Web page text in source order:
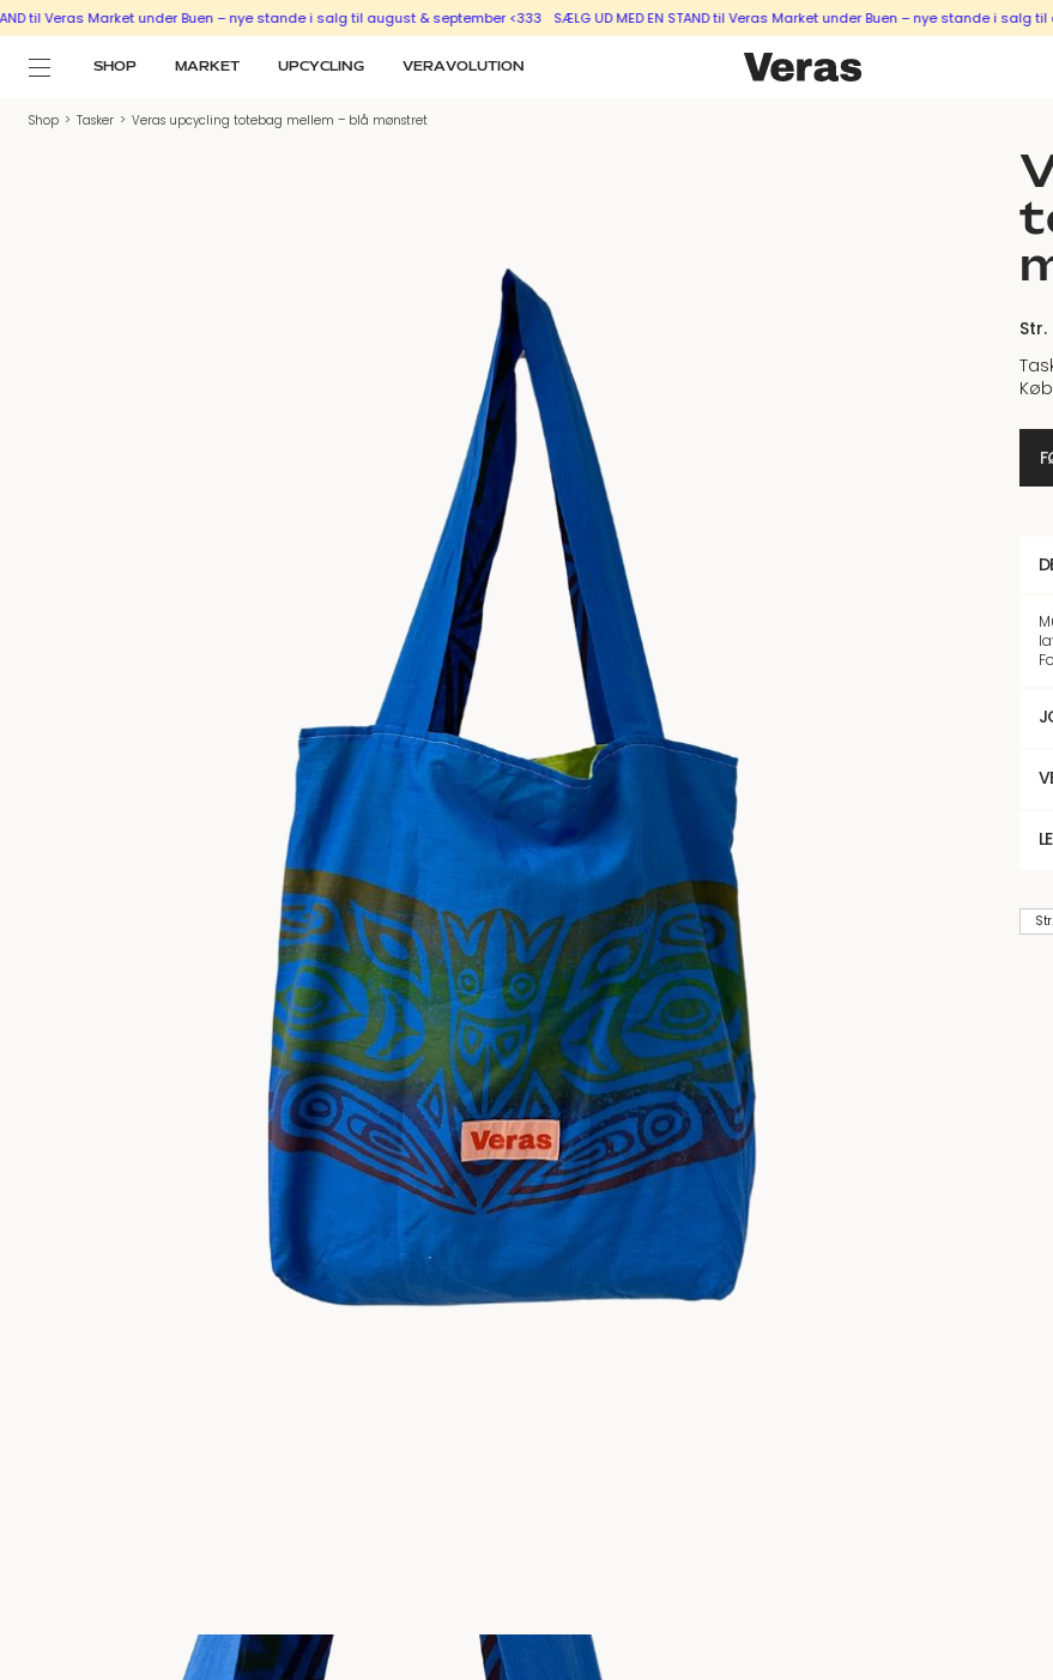
Veras Market under Buen – nye stande i salg til august & september <333 SÆLG UD MED EN STAND til Veras Market under Buen – nye stande i salg til
SHOP MARKET UPCYCLING VERAVOLUTION
Shop > Tasker > Veras upcycling totebag mellem – blå mønstret
Str.